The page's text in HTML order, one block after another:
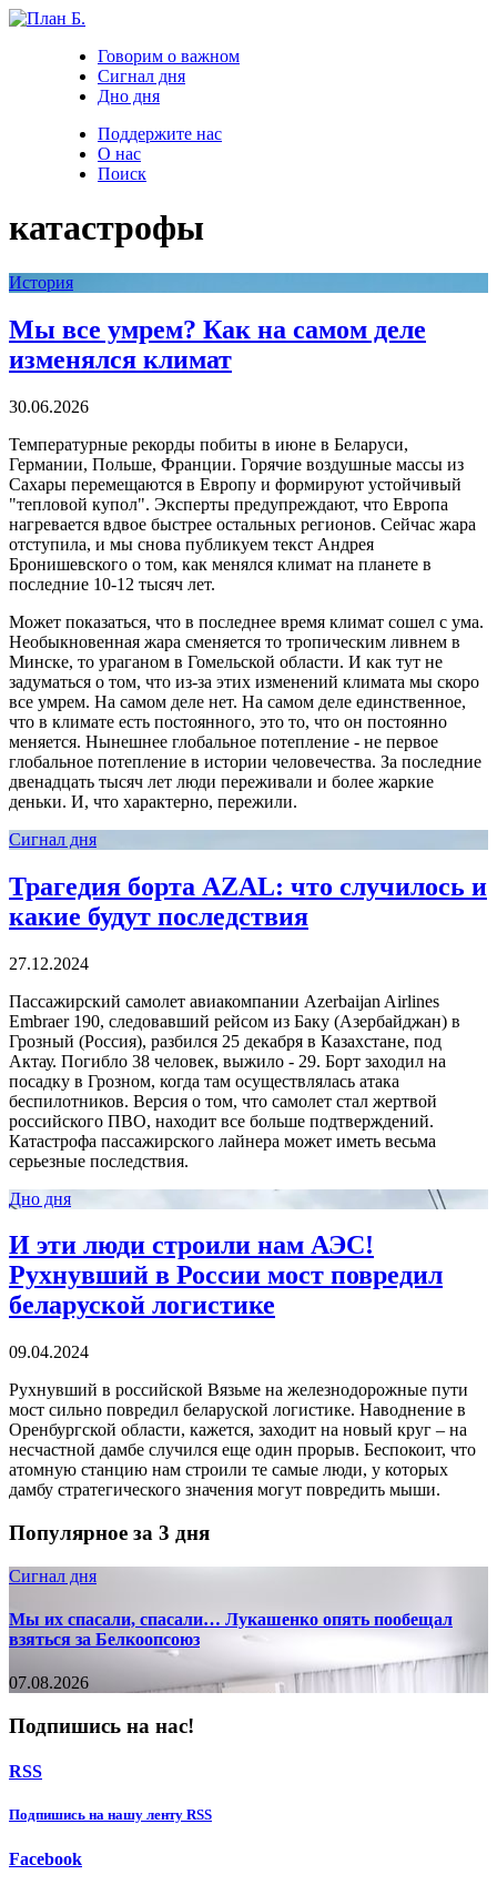
Говорим о важном
Сигнал дня
Дно дня
Поддержите нас
О нас
Поиск
катастрофы
История
Мы все умрем? Как на самом деле
изменялся климат
30.06.2026
Температурные рекорды побиты в июне в Беларуси,
Германии, Польше, Франции. Горячие воздушные массы из
Сахары перемещаются в Европу и формируют устойчивый
"тепловой купол". Эксперты предупреждают, что Европа
нагревается вдвое быстрее остальных регионов. Сейчас жара
отступила, и мы снова публикуем текст Андрея
Бронишевского о том, как менялся климат на планете в
последние 10-12 тысяч лет.
Может показаться, что в последнее время климат сошел с ума.
Необыкновенная жара сменяется то тропическим ливнем в
Минске, то ураганом в Гомельской области. И как тут не
задуматься о том, что из-за этих изменений климата мы скоро
все умрем. На самом деле нет. На самом деле единственное,
что в климате есть постоянного, это то, что он постоянно
меняется. Нынешнее глобальное потепление - не первое
глобальное потепление в истории человечества. За последние
двенадцать тысяч лет люди переживали и более жаркие
деньки. И, что характерно, пережили.
Сигнал дня
Трагедия борта AZAL: что случилось и
какие будут последствия
27.12.2024
Пассажирский самолет авиакомпании Azerbaijan Airlines
Embraer 190, следовавший рейсом из Баку (Азербайджан) в
Грозный (Россия), разбился 25 декабря в Казахстане, под
Актау. Погибло 38 человек, выжило - 29. Борт заходил на
посадку в Грозном, когда там осуществлялась атака
беспилотников. Версия о том, что самолет стал жертвой
российского ПВО, находит все больше подтверждений.
Катастрофа пассажирского лайнера может иметь весьма
серьезные последствия.
Дно дня
И эти люди строили нам АЭС!
Рухнувший в России мост повредил
беларуской логистике
09.04.2024
Рухнувший в российской Вязьме на железнодорожные пути
мост сильно повредил беларуской логистике. Наводнение в
Оренбургской области, кажется, заходит на новый круг – на
несчастной дамбе случился еще один прорыв. Беспокоит, что
атомную станцию нам строили те самые люди, у которых
дамбу стратегического значения могут повредить мыши.
Популярное за 3 дня
Сигнал дня
Мы их спасали, спасали… Лукашенко опять пообещал
взяться за Белкоопсоюз
07.08.2026
Подпишись на нас!
RSS
Подпишиcь на нашу ленту RSS
Facebook